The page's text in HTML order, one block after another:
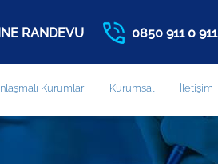
RANDEVU 0850 911 0 911
Kurumlar Kurumsal İletişim